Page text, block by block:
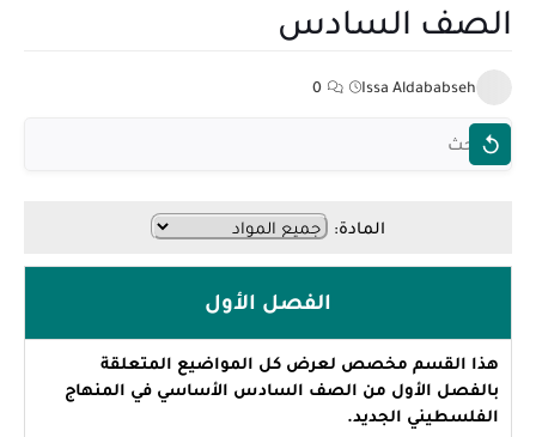
الصف السادس
Issa Aldababseh
0
المادة:
الفصل الأول
هذا القسم مخصص لعرض كل المواضيع المتعلقة
بالفصل الأول من الصف السادس الأساسي في المنهاج
الفلسطيني الجديد.